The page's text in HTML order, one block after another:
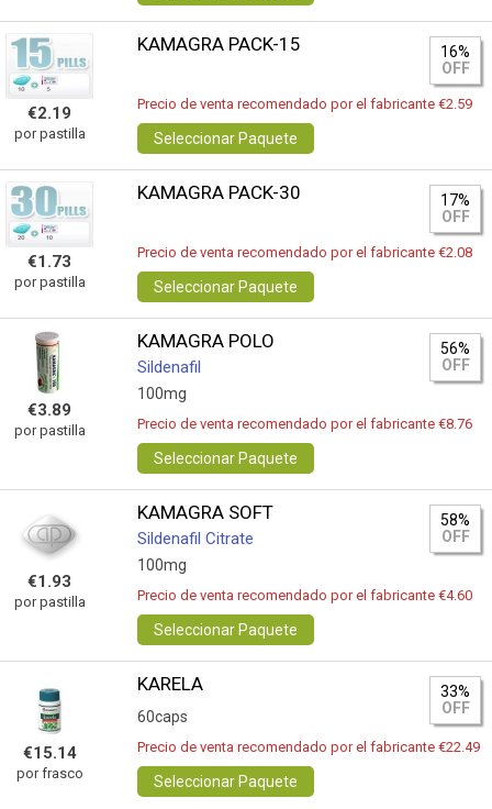
€2.19
por pastilla
KAMAGRA PACK-15
16%
OFF
Precio de venta recomendado por el fabricante €2.59
Seleccionar Paquete
€1.73
por pastilla
KAMAGRA PACK-30
17%
OFF
Precio de venta recomendado por el fabricante €2.08
Seleccionar Paquete
€3.89
por pastilla
KAMAGRA POLO
Sildenafil
100mg
56%
OFF
Precio de venta recomendado por el fabricante €8.76
Seleccionar Paquete
€1.93
por pastilla
KAMAGRA SOFT
Sildenafil Citrate
100mg
58%
OFF
Precio de venta recomendado por el fabricante €4.60
Seleccionar Paquete
€15.14
por frasco
KARELA
60caps
33%
OFF
Precio de venta recomendado por el fabricante €22.49
Seleccionar Paquete